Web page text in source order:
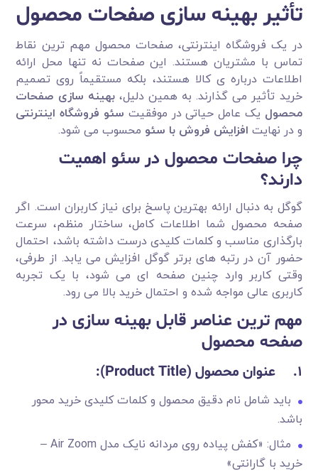
تأثیر بهینه سازی صفحات محصول
در یک فروشگاه اینترنتی، صفحات محصول مهم ترین نقاط
تماس با مشتریان هستند. این صفحات نه تنها محل ارائه
اطلاعات درباره ی کالا هستند، بلکه مستقیماً روی تصمیم
خرید تأثیر می گذارند. به همین دلیل،بهینه سازی صفحات
محصول یک عامل حیاتی در موفقیت سئو فروشگاه اینترنتی
و در نهایت افزایش فروش با سئو محسوب می شود.
چرا صفحات محصول در سئو اهمیت
دارند؟
گوگل به دنبال ارائه بهترین پاسخ برای نیاز کاربران است. اگر
صفحه محصول شما اطلاعات کامل، ساختار منظم، سرعت
بارگذاری مناسب و کلمات کلیدی درست داشته باشد، احتمال
حضور آن در رتبه های برتر گوگل افزایش می یابد. از طرفی،
وقتی کاربر وارد چنین صفحه ای می شود، با یک تجربه
کاربری عالی مواجه شده و احتمال خرید بالا می رود.
مهم ترین عناصر قابل بهینه سازی در
صفحه محصول
1. عنوان محصول (Product Title):
باید شامل نام دقیق محصول و کلمات کلیدی خرید محور
باشد.
مثال: «کفش پیاده روی مردانه نایک مدل Air Zoom –
خرید با گارانتی»